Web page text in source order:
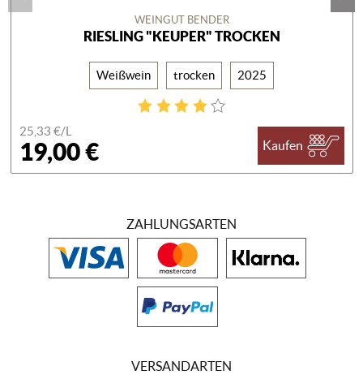
WEINGUT BENDER
RIESLING "KEUPER" TROCKEN
Weißwein trocken 2025
25,33 €/L
19,00 € Kaufen
ZAHLUNGSARTEN
VERSANDARTEN